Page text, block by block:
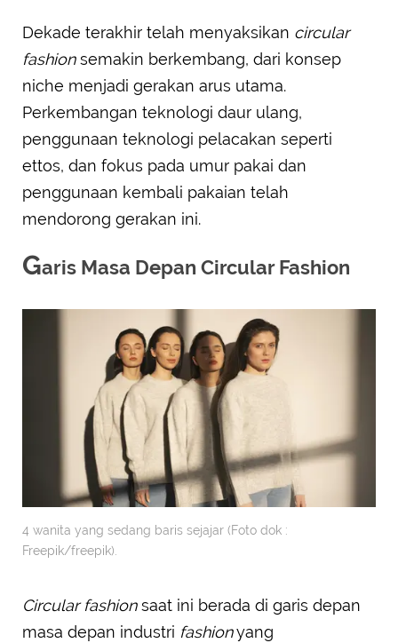
Dekade terakhir telah menyaksikan circular
fashionsemakin berkembang, dari konsep
niche menjadi gerakan arus utama.
Perkembangan teknologi daur ulang,
penggunaan teknologi pelacakan seperti
ettos, dan fokus pada umur pakai dan
penggunaan kembali pakaian telah
mendorong gerakan ini.
Garis Masa Depan Circular Fashion
4 wanita yang sedang baris sejajar (Foto dok :
Freepik/freepik).
Circular fashionsaat ini berada di garis depan
masa depan industri fashionyang